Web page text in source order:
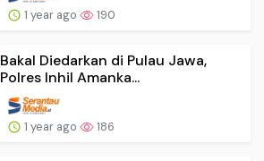
1 year ago 190
Bakal Diedarkan di Pulau Jawa,
Polres Inhil Amanka...
1 year ago 186